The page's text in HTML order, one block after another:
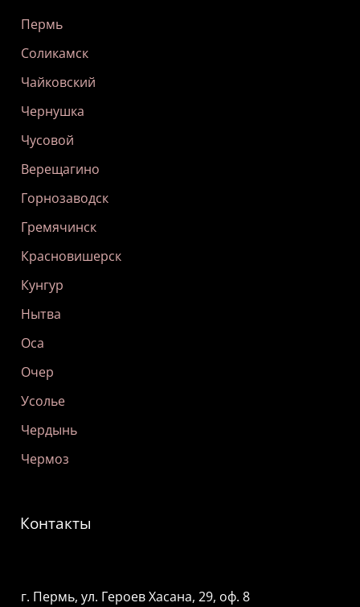
Пермь
Соликамск
Чайковский
Чернушка
Чусовой
Верещагино
Горнозаводск
Гремячинск
Красновишерск
Кунгур
Нытва
Оса
Очер
Усолье
Чердынь
Чермоз
Контакты
г. Пермь, ул. Героев Хасана, 29, оф. 8